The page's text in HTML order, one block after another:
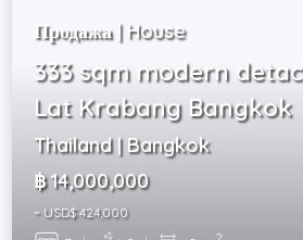
Продажа | House
333 sqm modern
Lat Krabang Bangkok
Thailand | Bangkok
฿ 14,000,000
~ USD$ 424,000